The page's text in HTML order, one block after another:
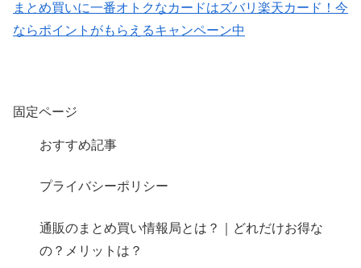
まとめ買いに一番オトクなカードはズバリ楽天カード！今
ならポイントがもらえるキャンペーン中
固定ページ
おすすめ記事
プライバシーポリシー
通販のまとめ買い情報局とは？｜どれだけお得な
の？メリットは？